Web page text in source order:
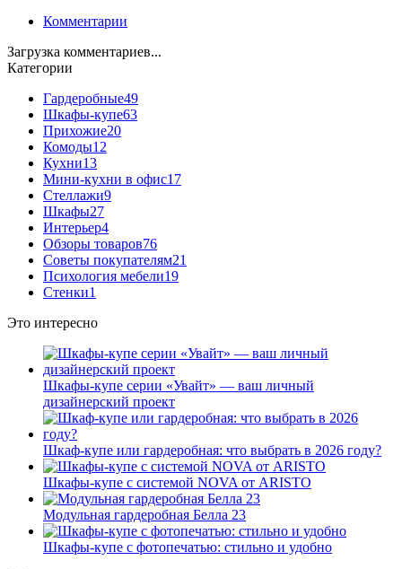
Комментарии
Загрузка комментариев...
Категории
Гардеробные49
Шкафы-купе63
Прихожие20
Комоды12
Кухни13
Мини-кухни в офис17
Стеллажи9
Шкафы27
Интерьер4
Обзоры товаров76
Советы покупателям21
Психология мебели19
Стенки1
Это интересно
Шкафы-купе серии «Увайт» — ваш личный
дизайнерский проект
Шкаф-купе или гардеробная: что выбрать в 2026 году?
Шкафы-купе с системой NOVA от ARISTO
Модульная гардеробная Белла 23
Шкафы-купе с фотопечатью: стильно и удобно